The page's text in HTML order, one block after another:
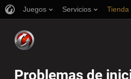
Juegos Servicios Tienda
Problemas de